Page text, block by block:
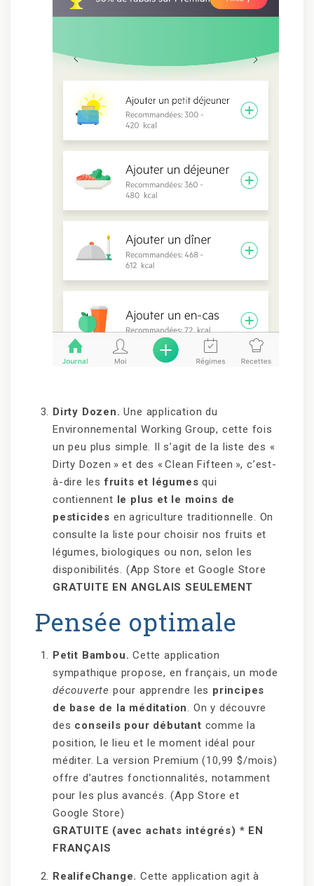
Dirty Dozen. Une application du
Environnemental Working Group, cette fois
un peu plus simple. Il s’agit de la liste des «
Dirty Dozen » et des « Clean Fifteen », c’est-
à-dire lesfruits et légumes qui
contiennent le plus et le moins de
pesticides en agriculture traditionnelle. On
consulte la liste pour choisir nos fruits et
légumes, biologiques ou non, selon les
disponibilités. (App Store et Google Store
GRATUITE EN ANGLAIS SEULEMENT
Pensée optimale
Petit Bambou. Cette application
sympathique propose, en français, un mode
découverte pour apprendre les principes
de base de la méditation
. On y découvre
des conseils pour débutant comme la
position, le lieu et le moment idéal pour
méditer. La version Premium (10,99 $/mois)
offre d’autres fonctionnalités, notamment
pour les plus avancés. (App Store et
Google Store)
GRATUITE (avec achats intégrés) * EN
FRANÇAIS
RealifeChange. Cette application agit à